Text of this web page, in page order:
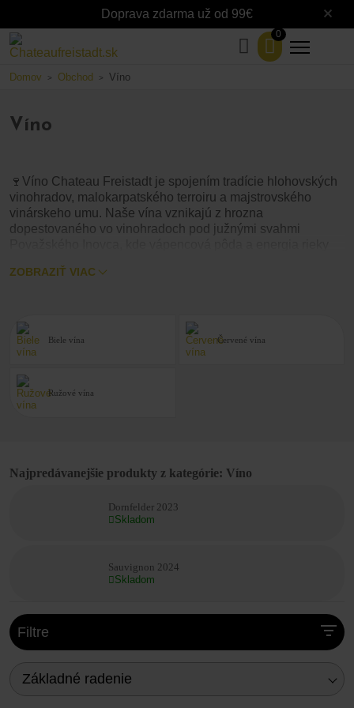
Doprava zdarma už od 99€
0
Domov > Obchod > Víno
Víno
🍷Víno Chateau Freistadt je spojením tradície hlohovských
vinohradov, malokarpatského terroiru a majstrovského
vinárskeho umu. Naše vína vznikajú z hrozna
dopestovaného vo vinohradoch pod južnými svahmi
ročníkov.
degustačné sety a hroznové mušty.
symbol troch ruží – znaku Hlohovca a našej značky, ktorá
prepája minulosť, prítomnosť a víziu budúcnosti.
Prémiové slovenské vína z Hlohovca. Priamo od
vinára.
ZOBRAZIŤ VIAC
Biele vína Červené vína
Ružové vína
Najpredávanejšie produkty z kategórie: Víno
Dornfelder 2023
Skladom
Sauvignon 2024
Skladom
Filtre
Základné radenie